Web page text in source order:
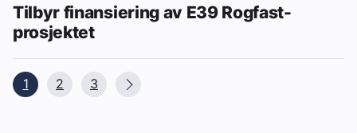
Tilbyr finansiering av E39 Rogfast-
prosjektet
1 2 3